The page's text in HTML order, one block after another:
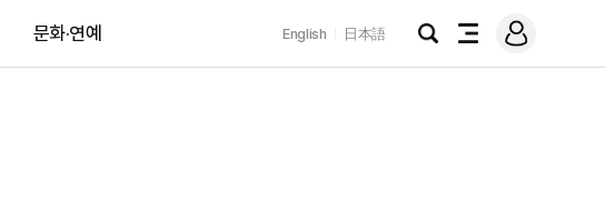
문화·연예 English 日本語
검
전
메
그